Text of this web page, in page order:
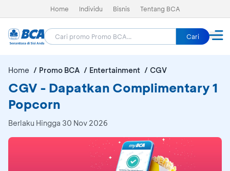
Home Individu Bisnis Tentang BCA
Cari
Home Promo BCA Entertainment CGV
CGV - Dapatkan Complimentary 1
Popcorn
Berlaku Hingga 30 Nov 2026